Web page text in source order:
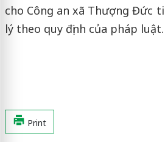
cho Công an xã Thượng Đức
lý theo quy định của pháp luật.
Print